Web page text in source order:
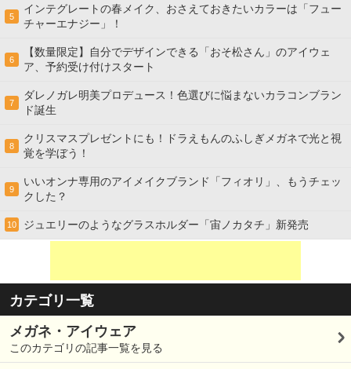
5
インテグレートの春メイク、おさえておきたいカラーは「フュー
チャーエナジー」！
6
【数量限定】自分でデザインできる「おそ松さん」のアイウェ
ア、予約受け付けスタート
7
ダレノガレ明美プロデュース！色選びに悩まないカラコンブラン
ド誕生
8
クリスマスプレゼントにも！ドラえもんのふしぎメガネで光と視
覚を学ぼう！
9
いいオンナ専用のアイメイクブランド「フィオリ」、もうチェッ
クした？
10 ジュエリーのようなグラスホルダー「宙ノカタチ」新発売
カテゴリ一覧
メガネ・アイウェア
このカテゴリの記事一覧を見る